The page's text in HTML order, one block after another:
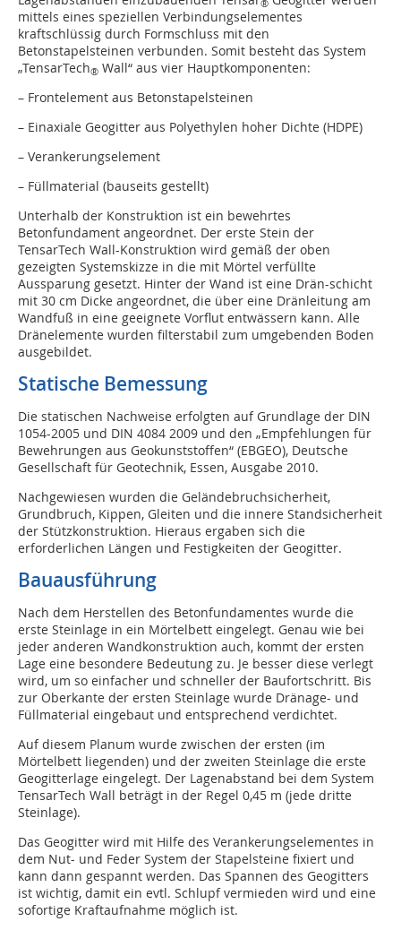
®
mittels eines speziellen Verbindungselementes
kraftschlüssig durch Formschluss mit den
Betonstapelsteinen verbunden. Somit besteht das System
„TensarTech® Wall“ aus vier Hauptkomponenten:
– Frontelement aus Betonstapelsteinen
– Einaxiale Geogitter aus Polyethylen hoher Dichte (HDPE)
– Verankerungselement
– Füllmaterial (bauseits gestellt)
Unterhalb der Konstruktion ist ein bewehrtes
Betonfundament angeordnet. Der erste Stein der
TensarTech Wall-Konstruktion wird gemäß der oben
gezeigten Systemskizze in die mit Mörtel verfüllte
Aussparung gesetzt. Hinter der Wand ist eine Drän-schicht
mit 30 cm Dicke angeordnet, die über eine Dränleitung am
Wandfuß in eine geeignete Vorflut entwässern kann. Alle
Dränelemente wurden filterstabil zum umgebenden Boden
ausgebildet.
Statische Bemessung
Die statischen Nachweise erfolgten auf Grundlage der DIN
1054-2005 und DIN 4084 2009 und den „Empfehlungen für
Bewehrungen aus Geokunststoffen“ (EBGEO), Deutsche
Gesellschaft für Geotechnik, Essen, Ausgabe 2010.
Nachgewiesen wurden die Geländebruchsicherheit,
Grundbruch, Kippen, Gleiten und die innere Standsicherheit
der Stützkonstruktion. Hieraus ergaben sich die
erforderlichen Längen und Festigkeiten der Geogitter.
Bauausführung
Nach dem Herstellen des Betonfundamentes wurde die
erste Steinlage in ein Mörtelbett eingelegt. Genau wie bei
jeder anderen Wandkonstruktion auch, kommt der ersten
Lage eine besondere Bedeutung zu. Je besser diese verlegt
wird, um so einfacher und schneller der Baufortschritt. Bis
zur Oberkante der ersten Steinlage wurde Dränage- und
Füllmaterial eingebaut und entsprechend verdichtet.
Auf diesem Planum wurde zwischen der ersten (im
Mörtelbett liegenden) und der zweiten Steinlage die erste
Geogitterlage eingelegt. Der Lagenabstand bei dem System
TensarTech Wall beträgt in der Regel 0,45 m (jede dritte
Steinlage).
Das Geogitter wird mit Hilfe des Verankerungselementes in
dem Nut- und Feder System der Stapelsteine fixiert und
kann dann gespannt werden. Das Spannen des Geogitters
ist wichtig, damit ein evtl. Schlupf vermieden wird und eine
sofortige Kraftaufnahme möglich ist.